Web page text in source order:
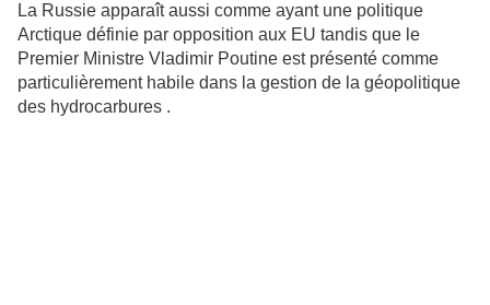
La Russie apparaît aussi comme ayant une politique
Arctique définie par opposition aux EU tandis que le
Premier Ministre Vladimir Poutine est présenté comme
particulièrement habile dans la gestion de la géopolitique
des hydrocarbures .